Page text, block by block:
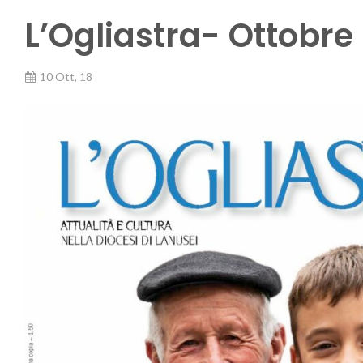
L’Ogliastra- Ottobre
10 Ott, 18